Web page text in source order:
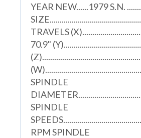
YEAR NEW......1979 S.N.
TRAVELS
70.9"
SPINDLE
SPINDLE
RPM SPINDLE